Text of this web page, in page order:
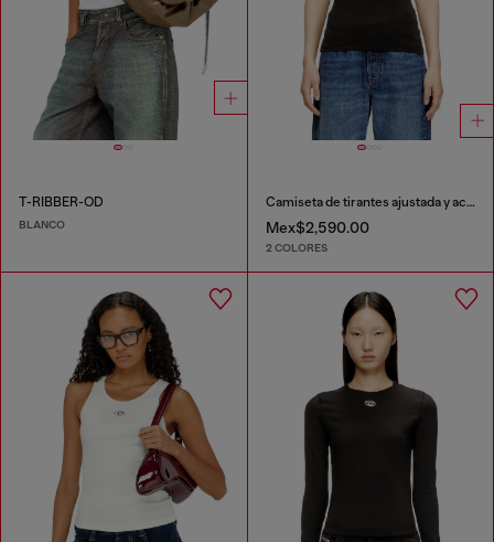
T-RIBBER-OD
BLANCO
Camiseta de tirantes ajustada y acanalada con Óvalo D metálico
Mex$2,590.00
2 COLORES